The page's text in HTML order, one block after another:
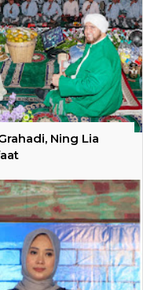
Ning Lia